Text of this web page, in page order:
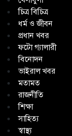
চিত্র বিচিত্র
ধর্ম ও জীবন
প্রধান খবর
ফটো গ্যালারী
বিনোদন
ভাইরাল খবর
মতামত
রাজনীতি
শিক্ষা
সাহিত্য
স্বাস্থ্য